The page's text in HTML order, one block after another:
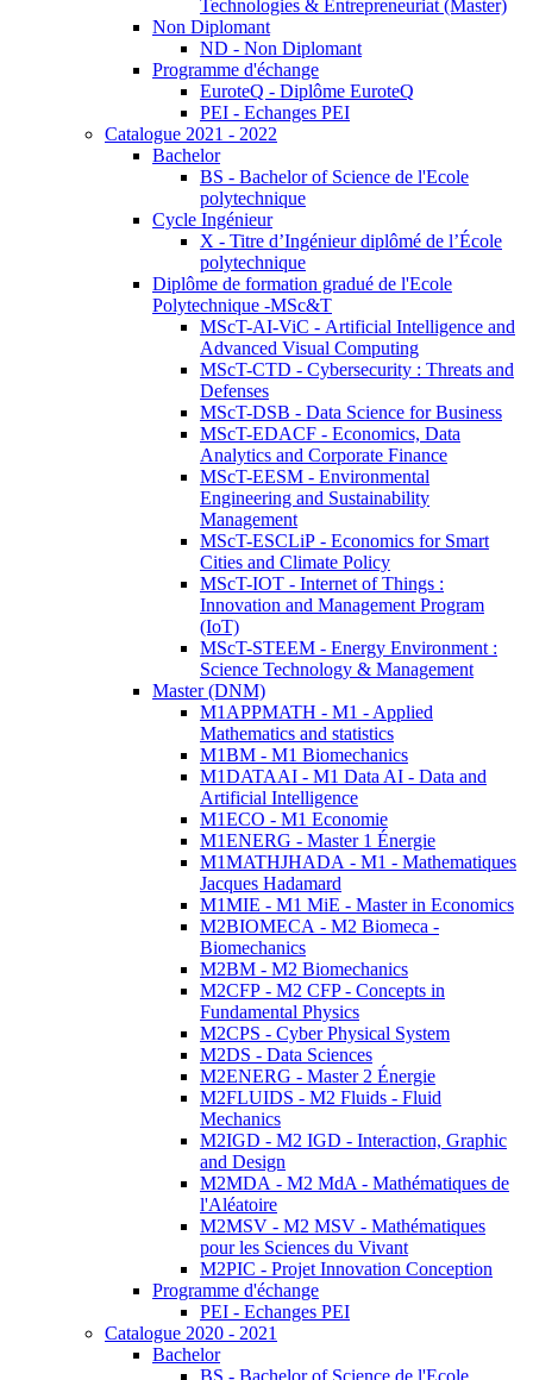
Technologies & Entrepreneuriat (Master)
Non Diplomant
ND - Non Diplomant
Programme d'échange
EuroteQ - Diplôme EuroteQ
PEI - Echanges PEI
Catalogue 2021 - 2022
Bachelor
BS - Bachelor of Science de l'Ecole
polytechnique
Cycle Ingénieur
X - Titre d’Ingénieur diplômé de l’École
polytechnique
Diplôme de formation gradué de l'Ecole
Polytechnique -MSc&T
MScT-AI-ViC - Artificial Intelligence and
Advanced Visual Computing
MScT-CTD - Cybersecurity : Threats and
Defenses
MScT-DSB - Data Science for Business
MScT-EDACF - Economics, Data
Analytics and Corporate Finance
MScT-EESM - Environmental
Engineering and Sustainability
Management
MScT-ESCLiP - Economics for Smart
Cities and Climate Policy
MScT-IOT - Internet of Things :
Innovation and Management Program
(IoT)
MScT-STEEM - Energy Environment :
Science Technology & Management
Master (DNM)
M1APPMATH - M1 - Applied
Mathematics and statistics
M1BM - M1 Biomechanics
M1DATAAI - M1 Data AI - Data and
Artificial Intelligence
M1ECO - M1 Economie
M1ENERG - Master 1 Énergie
M1MATHJHADA - M1 - Mathematiques
Jacques Hadamard
M1MIE - M1 MiE - Master in Economics
M2BIOMECA - M2 Biomeca -
Biomechanics
M2BM - M2 Biomechanics
M2CFP - M2 CFP - Concepts in
Fundamental Physics
M2CPS - Cyber Physical System
M2DS - Data Sciences
M2ENERG - Master 2 Énergie
M2FLUIDS - M2 Fluids - Fluid
Mechanics
M2IGD - M2 IGD - Interaction, Graphic
and Design
M2MDA - M2 MdA - Mathématiques de
l'Aléatoire
M2MSV - M2 MSV - Mathématiques
pour les Sciences du Vivant
M2PIC - Projet Innovation Conception
Programme d'échange
PEI - Echanges PEI
Catalogue 2020 - 2021
Bachelor
BS - Bachelor of Science de l'Ecole